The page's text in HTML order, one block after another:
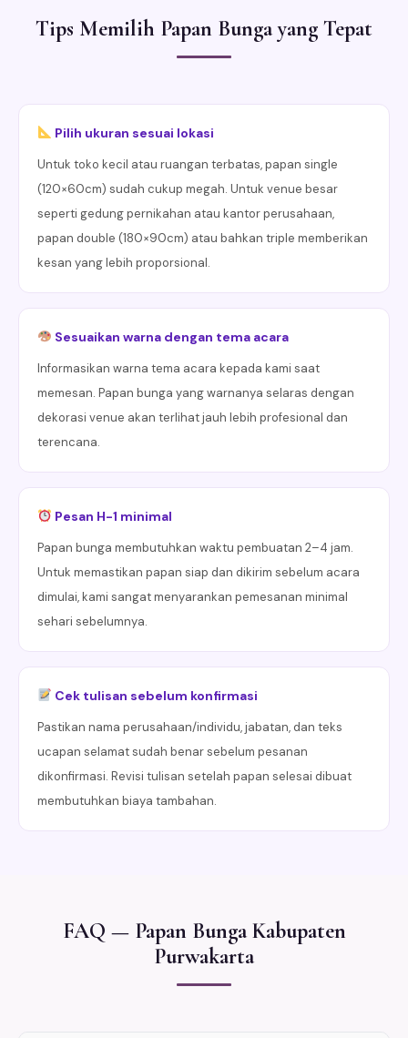
Tips Memilih Papan Bunga yang Tepat
Pilih ukuran sesuai lokasi
Untuk toko kecil atau ruangan terbatas, papan single
(120×60cm) sudah cukup megah. Untuk venue besar
seperti gedung pernikahan atau kantor perusahaan,
papan double (180×90cm) atau bahkan triple memberikan
kesan yang lebih proporsional.
Sesuaikan warna dengan tema acara
Informasikan warna tema acara kepada kami saat
memesan. Papan bunga yang warnanya selaras dengan
dekorasi venue akan terlihat jauh lebih profesional dan
terencana.
Pesan H-1 minimal
Papan bunga membutuhkan waktu pembuatan 2–4 jam.
Untuk memastikan papan siap dan dikirim sebelum acara
dimulai, kami sangat menyarankan pemesanan minimal
sehari sebelumnya.
Cek tulisan sebelum konfirmasi
Pastikan nama perusahaan/individu, jabatan, dan teks
ucapan selamat sudah benar sebelum pesanan
dikonfirmasi. Revisi tulisan setelah papan selesai dibuat
membutuhkan biaya tambahan.
FAQ — Papan Bunga Kabupaten
Purwakarta